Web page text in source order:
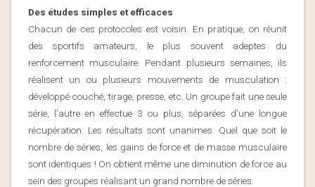
Des études simples et efficaces
Chacun de ces protocoles est voisin. En pratique, on réunit
des sportifs amateurs, le plus souvent adeptes du
renforcement musculaire. Pendant plusieurs semaines, ils
réalisent un ou plusieurs mouvements de musculation :
développé couché, tirage, presse, etc. Un groupe fait une seule
série, l’autre en effectue 3 ou plus, séparées d’une longue
récupération. Les résultats sont unanimes. Quel que soit le
nombre de séries, les gains de force et de masse musculaire
sont identiques ! On obtient même une diminution de force au
sein des groupes réalisant un grand nombre de séries.